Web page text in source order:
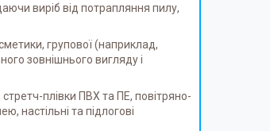
виріб від потрапляння пилу,
групової (наприклад,
зовнішнього вигляду і
стретч-плівки ПВХ та ПЕ, повітряно-
настільні та підлогові